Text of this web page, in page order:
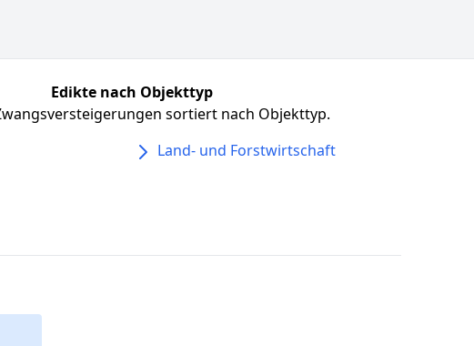
Edikte nach Objekttyp
sortiert nach Objekttyp.
Land- und Forstwirtschaft